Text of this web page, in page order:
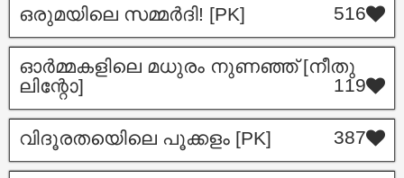
ഒരുമയിലെ സമ്മർദി! [PK] 516
ഓർമ്മകളിലെ മധുരം നുണഞ്ഞ് [നീതു
ലിന്റോ]
119
വിദൂരതയിെലെ പൂക്കളം [PK] 387